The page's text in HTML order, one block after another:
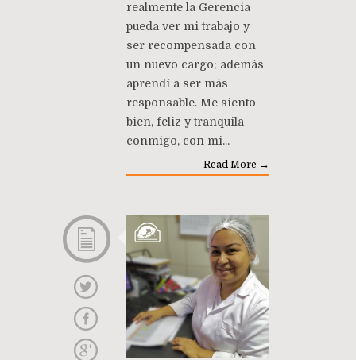
realmente la Gerencia
pueda ver mi trabajo y
ser recompensada con
un nuevo cargo; además
aprendí a ser más
responsable. Me siento
bien, feliz y tranquila
conmigo, con mi...
Read More →